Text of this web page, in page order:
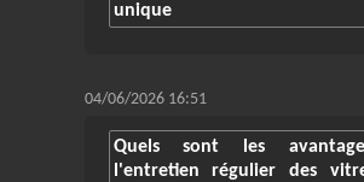
unique
04/06/2026 16:51
Quels sont les
l'entretien régulier des